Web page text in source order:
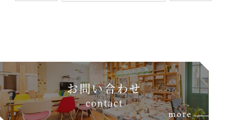
お問い合わせ
contact
more